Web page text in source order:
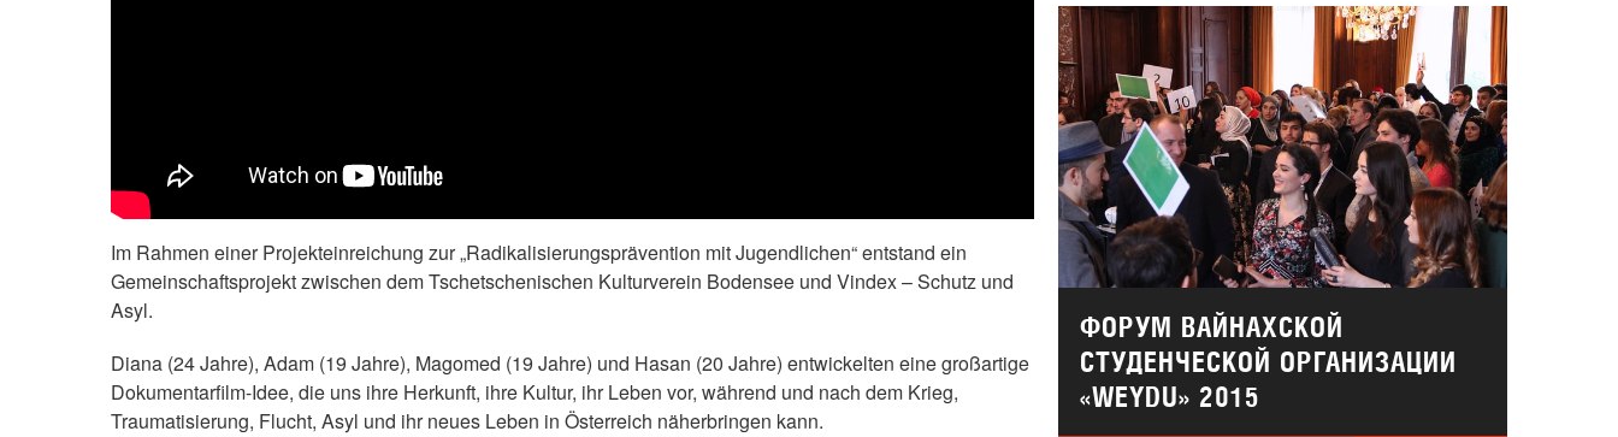
Im Rahmen einer Projekteinreichung zur „Radikalisierungsprävention mit Jugendlichen“ entstand ein
Gemeinschaftsprojekt zwischen dem Tschetschenischen Kulturverein Bodensee und Vindex – Schutz und
Asyl.
Diana (24 Jahre), Adam (19 Jahre), Magomed (19 Jahre) und Hasan (20 Jahre) entwickelten eine großartige
Dokumentarfilm-Idee, die uns ihre Herkunft, ihre Kultur, ihr Leben vor, während und nach dem Krieg,
Traumatisierung, Flucht, Asyl und ihr neues Leben in Österreich näherbringen kann.
ФОРУМ ВАЙНАХСКОЙ
СТУДЕНЧЕСКОЙ ОРГАНИЗАЦИИ
«WEYDU» 2015